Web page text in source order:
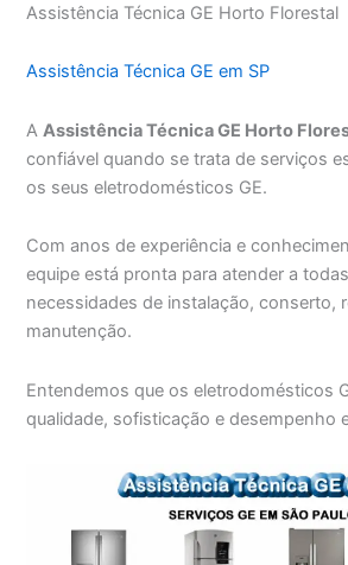
Assistência Técnica GE Horto Florestal
Assistência Técnica GE em SP
AAssistência Técnica GE Horto
confiável quando se trata de serviços
os seus eletrodomésticos GE.
Com anos de experiência e
equipe está pronta para atender a
necessidades de instalação, conserto,
manutenção.
Entendemos que os eletrodomésticos
qualidade, sofisticação e desempenho